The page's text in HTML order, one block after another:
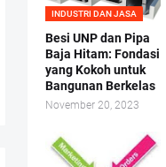
INDUSTRI DAN JASA
Besi UNP dan Pipa
Baja Hitam: Fondasi
yang Kokoh untuk
Bangunan Berkelas
November 20, 2023